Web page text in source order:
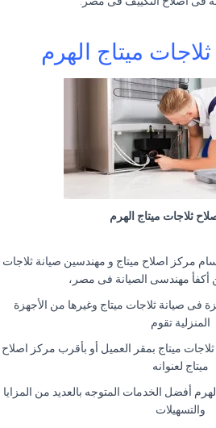
ميتاج الهرم
ثلاجات ميتاج الهرم
مركز اصلاح ميتاج و مهندسين صيانة ثلاجات
أكفأ مهندسى الصيانة فى مصر،
فى صيانة ثلاجات ميتاج وغيرها من الأجهزة
المنزلية تقوم
ميتاج بمقر العميل أو بأقرب مركز اصلاح
ميتاج لعنوانه
أفضل الخدمات المتوجه بالعديد من المزايا
والتسهيلات